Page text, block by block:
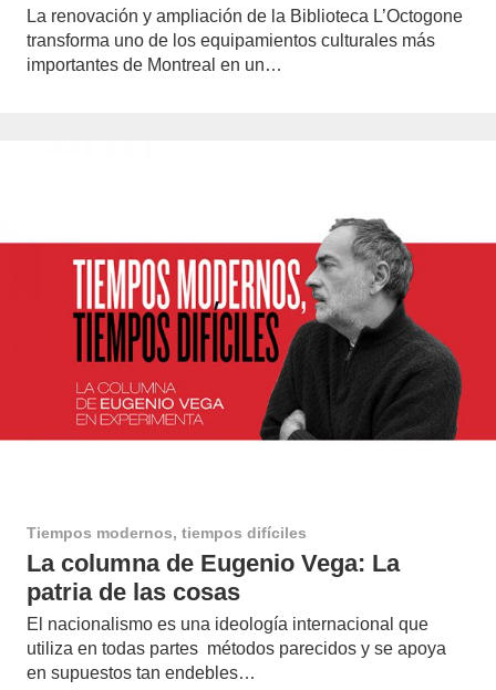
La renovación y ampliación de la Biblioteca L’Octogone
transforma uno de los equipamientos culturales más
importantes de Montreal en un…
Tiempos modernos, tiempos difíciles
La columna de Eugenio Vega: La
patria de las cosas
El nacionalismo es una ideología internacional que
utiliza en todas partes métodos parecidos y se apoya
en supuestos tan endebles…